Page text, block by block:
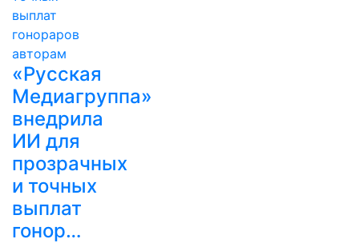
«Русская
Медиагруппа»
внедрила
ИИ для
прозрачных
и точных
выплат
гонор…